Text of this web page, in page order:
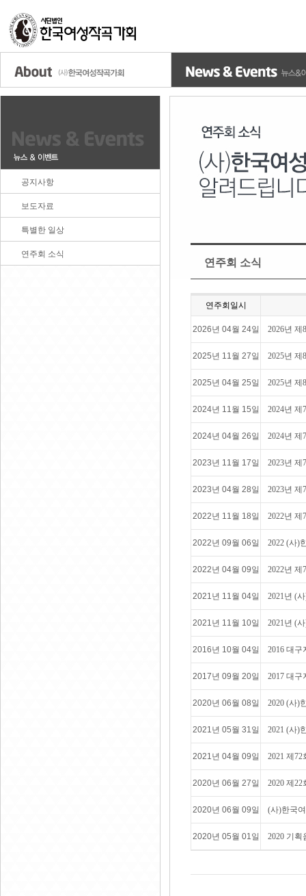
공지사항
보도자료
특별한 일상
연주회 소식
연주회 소식
연주회일시
2026년 04월 24일 2026년
2025년 11월 27일 2025년
2025년 04월 25일 2025년
2024년 11월 15일 2024년
2024년 04월 26일 2024년
2023년 11월 17일 2023년
2023년 04월 28일 2023년
2022년 11월 18일 2022년
2022년 09월 06일 2022 (사)
2022년 04월 09일 2022년
2021년 11월 04일 2021년 (
2021년 11월 10일 2021년 (
2016년 10월 04일 2016 대
2017년 09월 20일 2017 대
2020년 06월 08일 2020 (사)
2021년 05월 31일 2021 (사)
2021년 04월 09일 2021 제
2020년 06월 27일 2020 제
2020년 06월 09일 (사)한국
2020년 05월 01일 2020 기